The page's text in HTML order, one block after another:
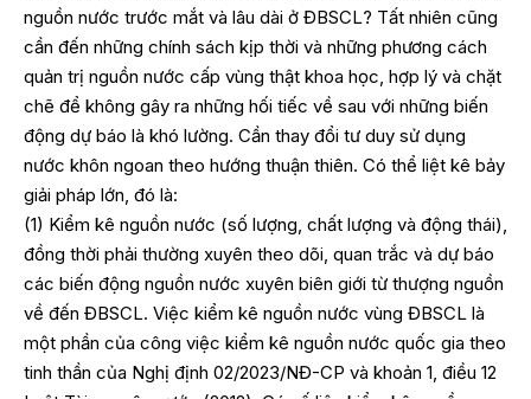
nguồn nước trước mắt và lâu dài ở ĐBSCL? Tất nhiên cũng
cần đến những chính sách kịp thời và những phương cách
quản trị nguồn nước cấp vùng thật khoa học, hợp lý và chặt
chẽ để không gây ra những hối tiếc về sau với những biến
động dự báo là khó lường. Cần thay đổi tư duy sử dụng
nước khôn ngoan theo hướng thuận thiên. Có thể liệt kê bảy
giải pháp lớn, đó là:
(1) Kiểm kê nguồn nước (số lượng, chất lượng và động thái),
đồng thời phải thường xuyên theo dõi, quan trắc và dự báo
các biến động nguồn nước xuyên biên giới từ thượng nguồn
về đến ĐBSCL. Việc kiểm kê nguồn nước vùng ĐBSCL là
một phần của công việc kiểm kê nguồn nước quốc gia theo
tinh thần của Nghị định 02/2023/NĐ-CP và khoản 1, điều 12